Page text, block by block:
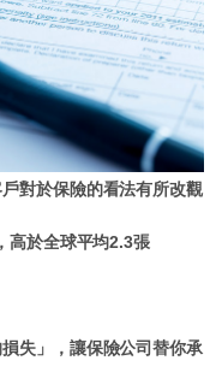
對於保險的看法有所改觀
高於全球平均2.3張
失」，讓保險公司替你承